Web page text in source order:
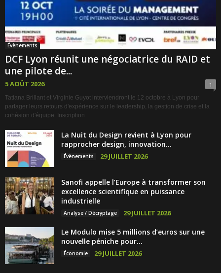
Évènements
DCF Lyon réunit une négociatrice du RAID et
une pilote de...
5 AOÛT 2026 1
Tatiana Brillant et Virginie Guyot interviendront le 12 octobre à Lyon pour
partager leurs retours d'expérience sur le leadership, la gestion de crise et la
cohésion d'équipe. Inscription
La Nuit du Design revient à Lyon pour
rapprocher design, innovation...
Évènements 29 JUILLET 2026
Sanofi appelle l’Europe à transformer son
excellence scientifique en puissance
industrielle
Analyse / Décryptage 29 JUILLET 2026
Le Modulo mise 5 millions d’euros sur une
nouvelle péniche pour...
Économie 29 JUILLET 2026